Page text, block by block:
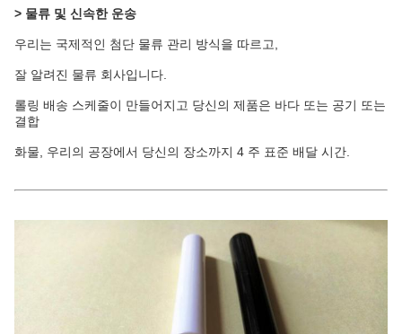
> 물류 및 신속한 운송
우리는 국제적인 첨단 물류 관리 방식을 따르고,
잘 알려진 물류 회사입니다.
롤링 배송 스케줄이 만들어지고 당신의 제품은 바다 또는 공기 또는
결합
화물, 우리의 공장에서 당신의 장소까지 4 주 표준 배달 시간.